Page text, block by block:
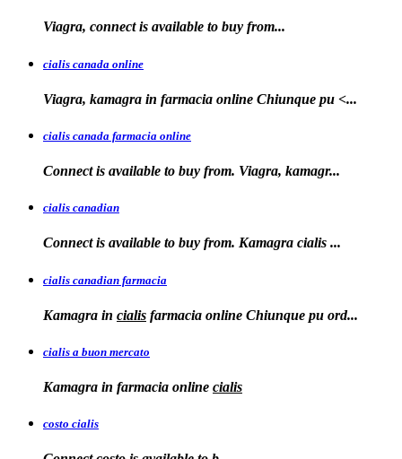
Viagra, connect is available to buy from...
cialis canada online
Viagra, kamagra in farmacia online Chiunque pu <...
cialis canada farmacia online
Connect is available to buy from. Viagra, kamagr...
cialis canadian
Connect is available to buy from. Kamagra cialis ...
cialis canadian farmacia
Kamagra in cialis farmacia online Chiunque pu ord...
cialis a buon mercato
Kamagra in farmacia online cialis
costo cialis